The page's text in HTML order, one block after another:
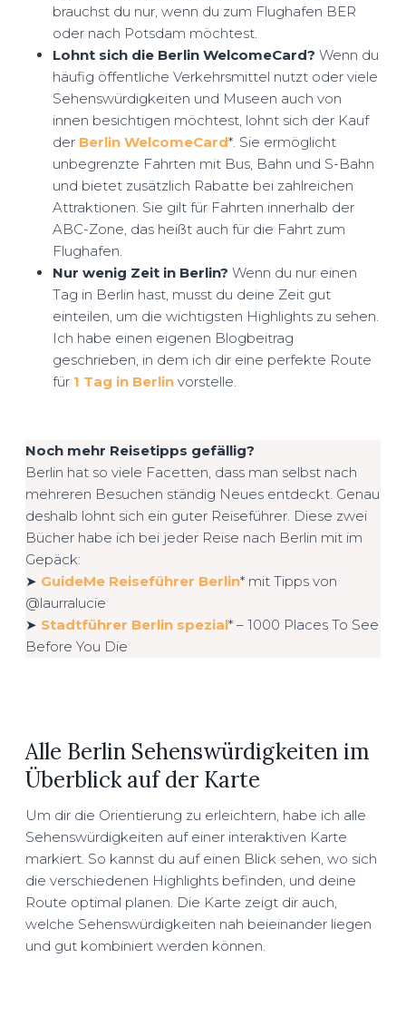
brauchst du nur, wenn du zum Flughafen BER
oder nach Potsdam möchtest.
Lohnt sich die Berlin WelcomeCard? Wenn du
häufig öffentliche Verkehrsmittel nutzt oder viele
Sehenswürdigkeiten und Museen auch von
innen besichtigen möchtest, lohnt sich der Kauf
der Berlin WelcomeCard*. Sie ermöglicht
unbegrenzte Fahrten mit Bus, Bahn und S-Bahn
und bietet zusätzlich Rabatte bei zahlreichen
Attraktionen. Sie gilt für Fahrten innerhalb der
ABC-Zone, das heißt auch für die Fahrt zum
Flughafen.
Nur wenig Zeit in Berlin? Wenn du nur einen
Tag in Berlin hast, musst du deine Zeit gut
einteilen, um die wichtigsten Highlights zu sehen.
Ich habe einen eigenen Blogbeitrag
geschrieben, in dem ich dir eine perfekte Route
für 1 Tag in Berlinvorstelle.
Noch mehr Reisetipps gefällig?
Berlin hat so viele Facetten, dass man selbst nach
mehreren Besuchen ständig Neues entdeckt. Genau
deshalb lohnt sich ein guter Reiseführer. Diese zwei
Bücher habe ich bei jeder Reise nach Berlin mit im
Gepäck:
➤ GuideMe Reiseführer Berlin* mit Tipps von
@laurralucie
➤ Stadtführer Berlin spezial* – 1000 Places To See
Before You Die
Alle Berlin Sehenswürdigkeiten im
Überblick auf der Karte
Um dir die Orientierung zu erleichtern, habe ich alle
Sehenswürdigkeiten auf einer interaktiven Karte
markiert. So kannst du auf einen Blick sehen, wo sich
die verschiedenen Highlights befinden, und deine
Route optimal planen. Die Karte zeigt dir auch,
welche Sehenswürdigkeiten nah beieinander liegen
und gut kombiniert werden können.